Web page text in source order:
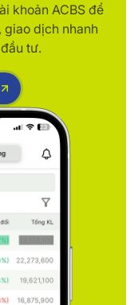
khoản ACBS để
dịch nhanh
tư.